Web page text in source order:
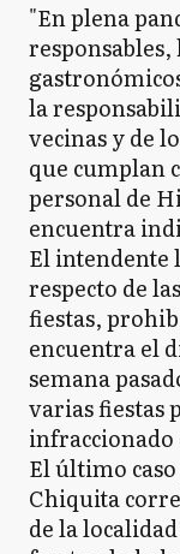
"En plena
la
vecinas y de
que cumplan
personal de
encuentra
El intendente
respecto de
fiestas,
encuentra el
semana
varias fiestas
infraccionado
El último
Chiquita
de la